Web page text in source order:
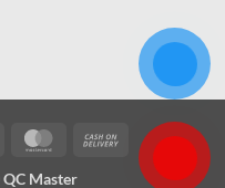
MasterCardCash
On
QC Master